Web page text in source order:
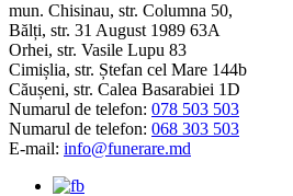
mun. Chisinau, str. Columna 50,
Bălți, str. 31 August 1989 63A
Orhei, str. Vasile Lupu 83
Cimișlia, str. Ștefan cel Mare 144b
Căușeni, str. Calea Basarabiei 1D
Numarul de telefon: 078 503 503
Numarul de telefon: 068 303 503
E-mail: info@funerare.md